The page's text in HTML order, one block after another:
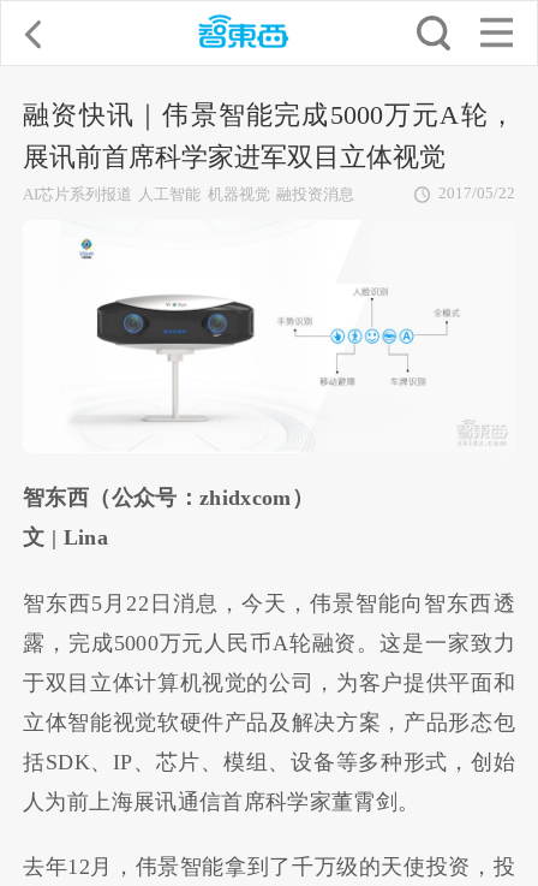
融资快讯｜伟景智能完成5000万元A轮，
展讯前首席科学家进军双目立体视觉
AI芯片系列报道 人工智能 机器视觉 融投资消息 2017/05/22
智东西（公众号：zhidxcom）
文 | Lina
智东西5月22日消息，今天，伟景智能向智东西透
露，完成5000万元人民币A轮融资。这是一家致力
于双目立体计算机视觉的公司，为客户提供平面和
立体智能视觉软硬件产品及解决方案，产品形态包
括SDK、IP、芯片、模组、设备等多种形式，创始
人为前上海展讯通信首席科学家董霄剑。
去年12月，伟景智能拿到了千万级的天使投资，投